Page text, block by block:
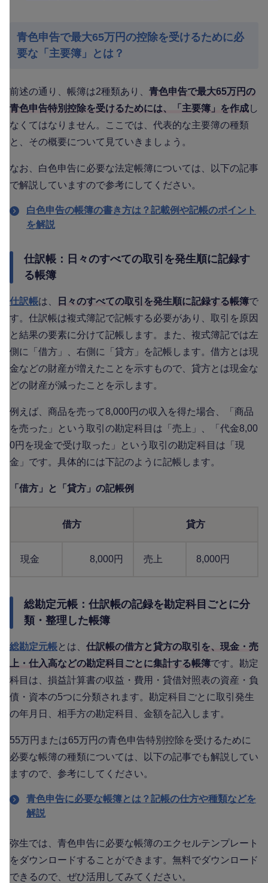
青色申告で最大65万円の控除を受けるために必
要な「主要簿」とは？
前述の通り、帳簿は2種類あり、 青色申告で最大65万円の
青色申告特別控除を受けるためには、「主要簿」を作成し
なくてはなりません。ここでは、代表的な主要簿の種類
と、その概要について見ていきましょう。
なお、白色申告に必要な法定帳簿については、以下の記事
で解説していますので参考にしてください。
白色申告の帳簿の書き方は？記載例や記帳のポイント
を解説
仕訳帳：日々のすべての取引を発生順に記録す
る帳簿
仕訳帳は、 日々のすべての取引を発生順に記録する帳簿で
す。仕訳帳は複式簿記で記帳する必要があり、取引を原因
と結果の要素に分けて記帳します。また、複式簿記では左
側に「借方」、右側に「貸方」を記帳します。借方とは現
金などの財産が増えたことを示すもので、貸方とは現金な
どの財産が減ったことを示します。
例えば、商品を売って8,000円の収入を得た場合、「商品
を売った」という取引の勘定科目は「売上」、「代金8,00
0円を現金で受け取った」という取引の勘定科目は「現
金」です。具体的には下記のように記帳します。
「借方」と「貸方」の記帳例
借方 貸方
現金 8,000円 売上 8,000円
総勘定元帳：仕訳帳の記録を勘定科目ごとに分
類・整理した帳簿
総勘定元帳とは、 仕訳帳の借方と貸方の取引を、現金・売
上・仕入高などの勘定科目ごとに集計する帳簿です。勘定
科目は、損益計算書の収益・費用・貸借対照表の資産・負
債・資本の5つに分類されます。勘定科目ごとに取引発生
の年月日、相手方の勘定科目、金額を記入します。
55万円または65万円の青色申告特別控除を受けるために
必要な帳簿の種類については、以下の記事でも解説してい
ますので、参考にしてください。
青色申告に必要な帳簿とは？記帳の仕方や種類などを
解説
弥生では、青色申告に必要な帳簿のエクセルテンプレート
をダウンロードすることができます。無料でダウンロード
できるので、ぜひ活用してみてください。